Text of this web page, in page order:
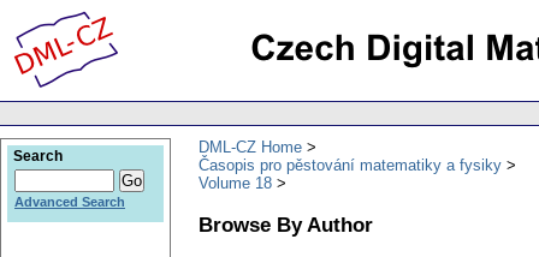
DML-CZ Home
Časopis pro pěstování matematiky a fysiky
Volume 18
Browse By Author
Search
Advanced Search